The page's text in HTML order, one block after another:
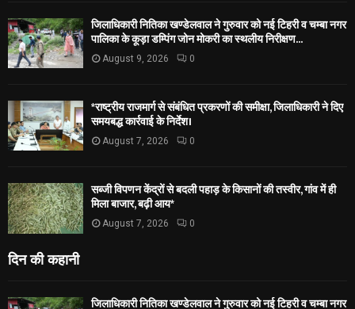
जिलाधिकारी नितिका खण्डेलवाल ने गुरुवार को नई टिहरी व चम्बा नगर
पालिका के कूड़ा डम्पिंग जोन मोकरी का स्थलीय निरीक्षण...
August 9, 2026 0
*राष्ट्रीय राजमार्ग से संबंधित प्रकरणों की समीक्षा, जिलाधिकारी ने दिए
समयबद्ध कार्रवाई के निर्देश।
August 7, 2026 0
सब्जी विपणन केंद्रों से बदली पहाड़ के किसानों की तस्वीर, गांव में ही
मिला बाजार, बढ़ी आय*
August 7, 2026 0
दिन की कहानी
जिलाधिकारी नितिका खण्डेलवाल ने गुरुवार को नई टिहरी व चम्बा नगर